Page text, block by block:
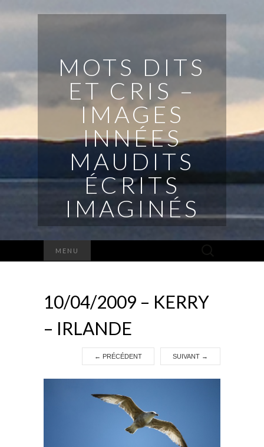
MOTS DITS
ET CRIS –
IMAGES
INNÉES
MAUDITS
ÉCRITS
IMAGINÉS
MENU
10/04/2009 – KERRY
– IRLANDE
← PRÉCÉDENT SUIVANT →